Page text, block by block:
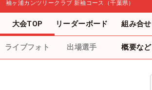
袖ヶ浦カンツリークラブ 新袖コース（千葉県）
大会TOP リーダーボード 組み合せ
ライブフォト 出場選手 概要など